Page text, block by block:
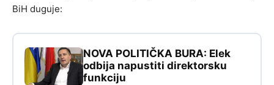
BiH duguje:
NOVA POLITIČKA BURA: Elek
odbija napustiti direktorsku
funkciju